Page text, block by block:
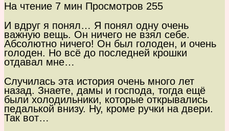
На чтение 7 мин Просмотров 255
И вдруг я понял… Я понял одну очень
важную вещь. Он ничего не взял себе.
Абсолютно ничего! Он был голоден, и очень
голоден. Но всё до последней крошки
отдавал мне…
Случилась эта история очень много лет
назад. Знаете, дамы и господа, тогда ещё
были холодильники, которые открывались
педалькой внизу. Ну, кроме ручки на двери.
Так вот…